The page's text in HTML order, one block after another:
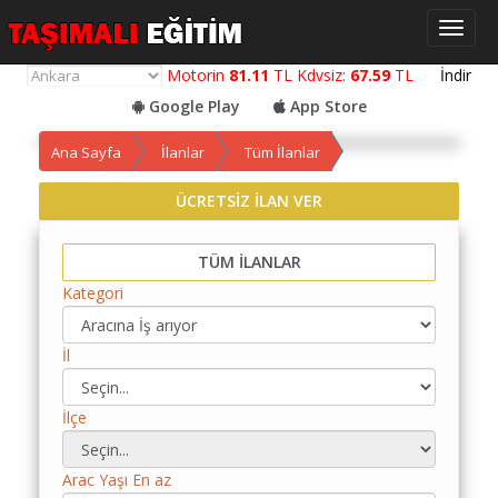
Motorin 81.11 TL Kdvsiz: 67.59TL İndir
Google Play
App Store
Yol
Maliyet
Yemek
Maliyet
Hesaplama
Kredili
Maliyet
Hesaplama
Ana Sayfa İlanlar Tüm İlanlar
ÜCRETSİZ İLAN VER
TÜM İLANLAR
Kategori
İl
İlçe
Arac Yaşı En az